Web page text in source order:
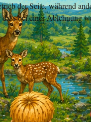
der Seite, während
bei einer